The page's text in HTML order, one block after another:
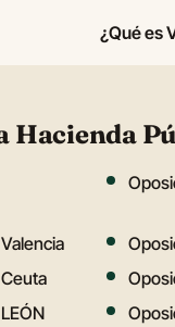
¿Qué es
Hacienda